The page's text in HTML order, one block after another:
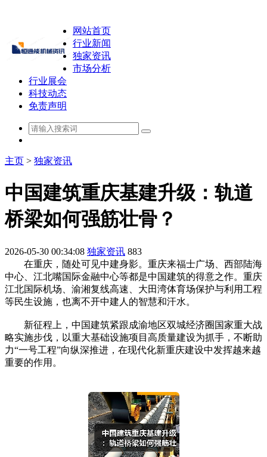
网站首页
行业新闻
独家资讯
市场分析
行业展会
科技动态
免责声明
主页 > 独家资讯
中国建筑重庆基建升级：轨道
桥梁如何强筋壮骨？
2026-05-30 00:34:08 独家资讯 883
在重庆，随处可见中建身影。重庆来福士广场、西部陆海
中心、江北嘴国际金融中心等都是中国建筑的得意之作。重庆
江北国际机场、渝湘复线高速、大田湾体育场保护与利用工程
等民生设施，也离不开中建人的智慧和汗水。
新征程上，中国建筑紧跟成渝地区双城经济圈国家重大战
略实施步伐，以重大基础设施项目高质量建设为抓手，不断助
力“一号工程”向纵深推进，在现代化新重庆建设中发挥越来越
重要的作用。